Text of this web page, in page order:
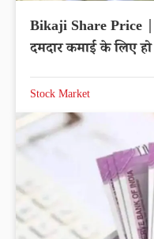
Bikaji Share Price |
दमदार कमाई के लिए
Stock Market